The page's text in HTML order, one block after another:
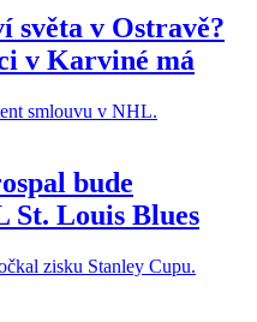
světa v Ostravě?
v Karviné má
bude
St. Louis Blues